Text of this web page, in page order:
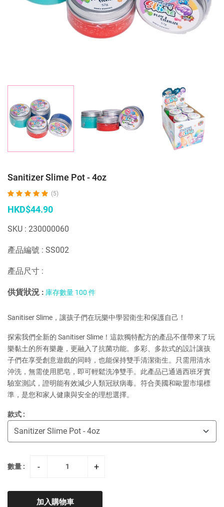
Sanitizer Slime Pot - 4oz
(5)
HKD$44.90
SKU : 230000060
產品編號 : SS002
產品尺寸 :
供貨狀況 : 庫存數量 100 件
Sanitiser Slime，讓孩子們在玩樂中學習衛生和保護自己！
探索我們全新的 Sanitiser Slime！這款獨特配方的產品不僅帶來了玩
樂黏土的所有樂趣，更融入了抗菌功能。多彩、多款式的設計讓孩
子們在享受創意遊戲的同時，也能保持雙手清潔衛生。只需用清水
沖洗，無需使用肥皂，即可輕鬆洗净雙手。此產品已通過西班牙實
驗室測試，證明能有效減少人類冠狀病毒。符合美國和歐盟市場標
準，是您和家人健康與安全的理想選擇。
款式 :
數量 : - +
加入購物車